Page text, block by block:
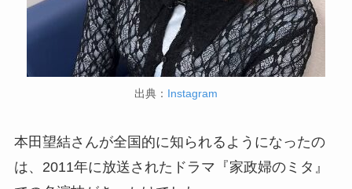
出典： Instagram
本田望結さんが全国的に知られるようになったの
は、2011年に放送されたドラマ『家政婦のミタ』